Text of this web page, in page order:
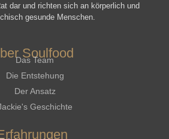
dar und richten sich an körperlich und
gesunde Menschen.​
Soulfood
Das Team
Die Entstehung
Der Ansatz
Geschichte